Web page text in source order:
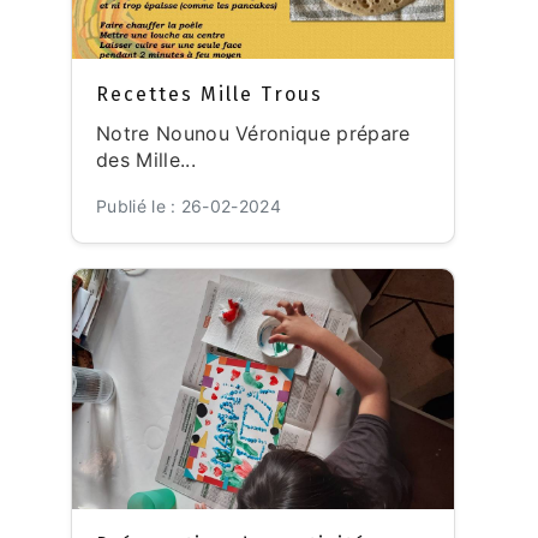
Recettes Mille Trous
Notre Nounou Véronique prépare
des Mille...
Publié le : 26-02-2024